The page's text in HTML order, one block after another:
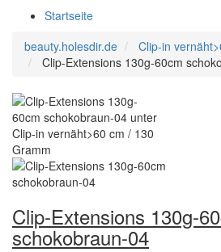
Startseite
beauty.holesdir.de
Clip-in
Clip-Extensions 130g-60cm
Clip-Extensions 130g-
schokobraun-04